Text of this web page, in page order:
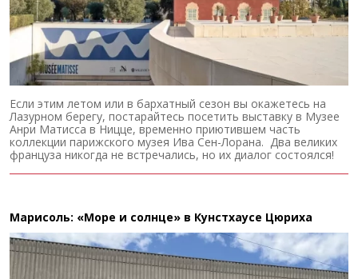
Если этим летом или в бархатный сезон вы окажетесь на
Лазурном берегу, постарайтесь посетить выставку в Музее
Анри Матисса в Ницце, временно приютившем часть
коллекции парижского музея Ива Сен-Лорана. Два великих
француза никогда не встречались, но их диалог состоялся!
Марисоль: «Море и солнце» в Кунстхаусе Цюриха